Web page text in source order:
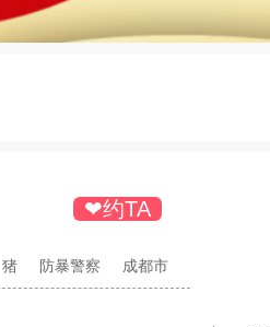
❤约TA
猪 防暴警察 成都市